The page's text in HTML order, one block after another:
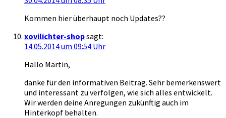
Kommen hier überhaupt noch Updates??
xovilichter-shopsagt:
14.05.2014 um 09:54 Uhr
Hallo Martin,
danke für den informativen Beitrag. Sehr bemerkenswert
und interessant zu verfolgen, wie sich alles entwickelt.
Wir werden deine Anregungen zukünftig auch im
Hinterkopf behalten.